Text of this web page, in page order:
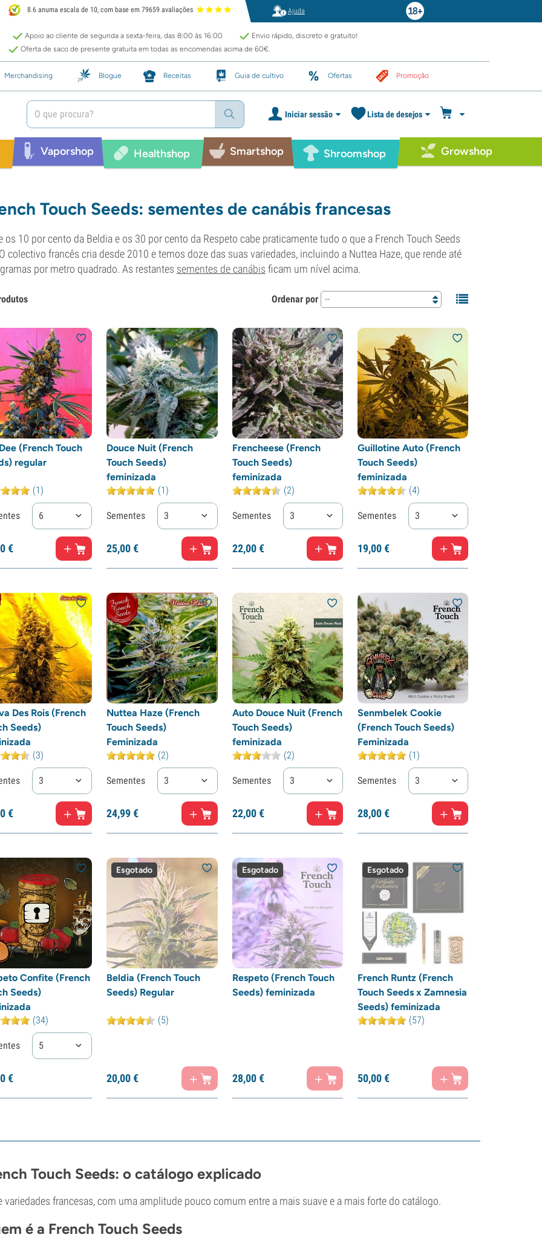
8.6 anuma escala de 10, com base em 79659 avaliações Ajuda
Apoio ao cliente de segunda a sexta-feira, das 8:00 às 16:00
Envio rápido, discreto e gratuito!
Oferta de saco de presente gratuita em todas as encomendas acima de 60€.
Merchandising Blogue Receitas Guia de cultivo Ofertas Promoção
Iniciar sessão Lista de desejos
Vaporshop Healthshop Smartshop Shroomshop Growshop
Touch Seeds: sementes de canábis francesas
os 10 por cento da Beldia e os 30 por cento da Respeto cabe praticamente tudo o que a French Touch Seeds
colectivo francês cria desde 2010 e temos doze das suas variedades, incluindo a Nuttea Haze, que rende até
por metro quadrado. As restantes sementes de canábis ficam um nível acima.
Ordenar por --
(French Touch
regular
(1)
6
€
Douce Nuit (French
Touch Seeds)
feminizada
(1)
Sementes 3
25,00€
Frencheese (French
Touch Seeds)
feminizada
(2)
Sementes 3
22,00€
Guillotine Auto (French
Touch Seeds)
feminizada
(4)
Sementes 3
19,00€
Des Rois (French
Seeds)
(3)
3
€
Nuttea Haze (French
Touch Seeds)
Feminizada
(2)
Sementes 3
24,99€
Auto Douce Nuit (French
Touch Seeds)
feminizada
(2)
Sementes 3
22,00€
Senmbelek Cookie
(French Touch Seeds)
Feminizada
(1)
Sementes 3
28,00€
Confite (French
Seeds)
(34)
5
€
Esgotado
Beldia (French Touch
Seeds) Regular
(5)
20,00€
Esgotado
Respeto (French Touch
Seeds) feminizada
28,00€
Esgotado
French Runtz (French
Touch Seeds x Zamnesia
Seeds) feminizada
(57)
50,00€
Touch Seeds: o catálogo explicado
variedades francesas, com uma amplitude pouco comum entre a mais suave e a mais forte do catálogo.
é a French Touch Seeds